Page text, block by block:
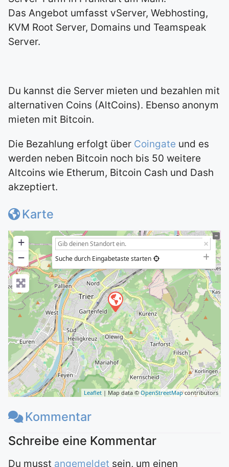
Das Angebot umfasst vServer, Webhosting,
KVM Root Server, Domains und Teamspeak
Server.
Du kannst die Server mieten und bezahlen mit
alternativen Coins (AltCoins). Ebenso anonym
mieten mit Bitcoin.
Die Bezahlung erfolgt über Coingate und es
werden neben Bitcoin noch bis 50 weitere
Altcoins wie Etherum, Bitcoin Cash und Dash
akzeptiert.
Karte
+
−
Suche durch Eingabetaste starten
Leaflet | Map data ©OpenStreetMapcontributors
Kommentar
Du musst angemeldet sein, um einen